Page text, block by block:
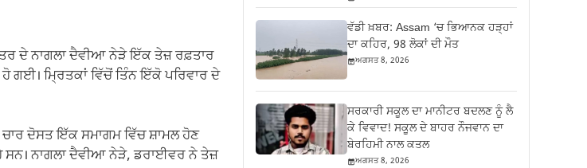
ਦੇ ਨਾਗਲਾ ਦੈਵੀਆ ਨੇੜੇ ਇੱਕ ਤੇਜ਼ ਰਫ਼ਤਾਰ
ਗਈ। ਮ੍ਰਿਤਕਾਂ ਵਿੱਚੋਂ ਤਿੰਨ ਇੱਕੋ ਪਰਿਵਾਰ ਦੇ
ਚਾਰ ਦੋਸਤ ਇੱਕ ਸਮਾਗਮ ਵਿੱਚ ਸ਼ਾਮਲ ਹੋਣ
ਸਨ। ਨਾਗਲਾ ਦੈਵੀਆ ਨੇੜੇ, ਡਰਾਈਵਰ ਨੇ ਤੇਜ਼
ਵੱਡੀ ਖ਼ਬਰ: Assam ‘ਚ ਭਿਆਨਕ ਹੜ੍ਹਾਂ
ਦਾ ਕਹਿਰ, 98 ਲੋਕਾਂ ਦੀ ਮੌਤ
ਅਗਸਤ 8, 2026
ਸਰਕਾਰੀ ਸਕੂਲ ਦਾ ਮਾਨੀਟਰ ਬਦਲਣ ਨੂੰ ਲੈ
ਕੇ ਵਿਵਾਦ! ਸਕੂਲ ਦੇ ਬਾਹਰ ਨੌਜਵਾਨ ਦਾ
ਬੇਰਹਿਮੀ ਨਾਲ ਕਤਲ
ਅਗਸਤ 8, 2026